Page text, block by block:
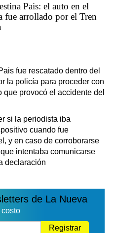
Pais: el auto en el
fue arrollado por el Tren
fue rescatado dentro del
la policía para proceder con
que provocó el accidente del
si la periodista iba
cuando fue
y en caso de corroborarse
intentaba comunicarse
declaración
de La Nueva
Registrar